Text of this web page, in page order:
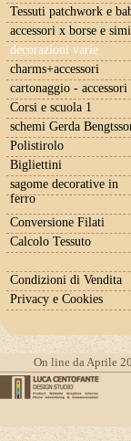
Tessuti patchwork e
accessori x borse e
decorazioni varie
charms+accessori
cartonaggio - accessori
Corsi e scuola 1
schemi Gerda
Polistirolo
Bigliettini
sagome decorative in
ferro
Conversione Filati
Calcolo Tessuto
Condizioni di Vendita
Privacy e Cookies
On line da Aprile